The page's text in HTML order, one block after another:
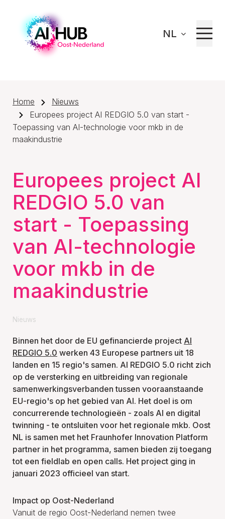
NL
Home
Nieuws
Europees project AI REDGIO 5.0 van start -
Toepassing van AI-technologie voor mkb in de
maakindustrie
Europees project AI
REDGIO 5.0 van
start - Toepassing
van AI-technologie
voor mkb in de
maakindustrie
Nieuws
Binnen het door de EU gefinancierde project AI
REDGIO 5.0 werken 43 Europese partners uit 18
landen en 15 regio's samen. AI REDGIO 5.0 richt zich
op de versterking en uitbreiding van regionale
samenwerkingsverbanden tussen vooraanstaande
EU-regio's op het gebied van AI. Het doel is om
concurrerende technologieën - zoals AI en digital
twinning - te ontsluiten voor het regionale mkb. Oost
NL is samen met het Fraunhofer Innovation Platform
partner in het programma, samen bieden zij toegang
tot een fieldlab en open calls. Het project ging in
januari 2023 officieel van start.
Impact op Oost-Nederland
Vanuit de regio Oost-Nederland nemen twee